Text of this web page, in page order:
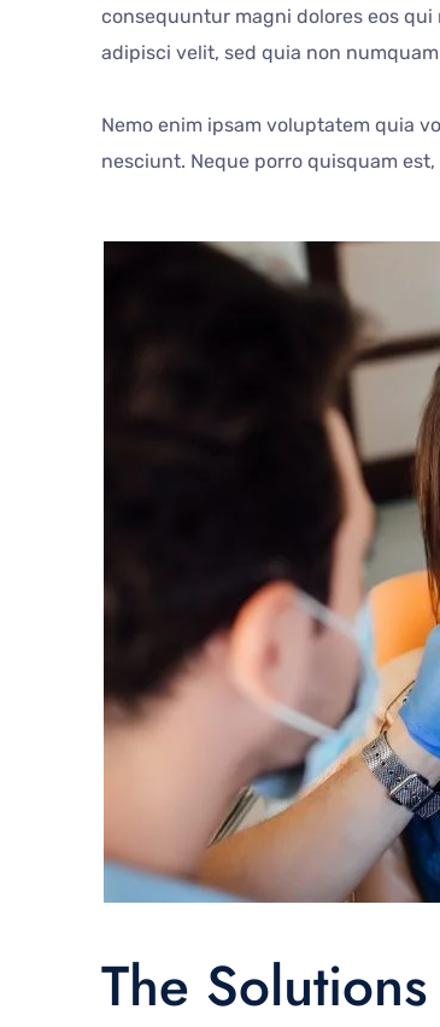
consequuntur magni dolores eos
adipisci velit, sed quia non
Nemo enim ipsam voluptatem quia
nesciunt. Neque porro quisquam
The Solutions